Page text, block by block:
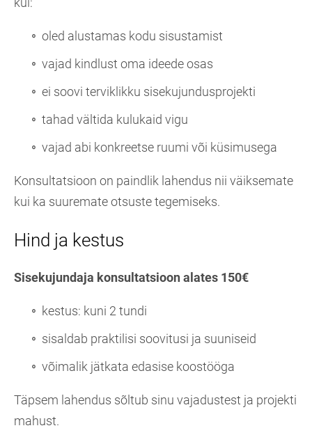
oled alustamas kodu sisustamist
vajad kindlust oma ideede osas
ei soovi terviklikku sisekujundusprojekti
tahad vältida kulukaid vigu
vajad abi konkreetse ruumi või küsimusega
Konsultatsioon on paindlik lahendus nii väiksemate
kui ka suuremate otsuste tegemiseks.
Hind ja kestus
Sisekujundaja konsultatsioon alates 150€
kestus: kuni 2 tundi
sisaldab praktilisi soovitusi ja suuniseid
võimalik jätkata edasise koostööga
Täpsem lahendus sõltub sinu vajadustest ja projekti
mahust.